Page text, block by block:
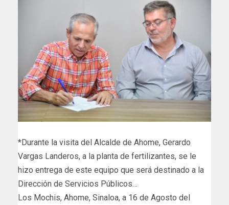
*Durante la visita del Alcalde de Ahome, Gerardo
Vargas Landeros, a la planta de fertilizantes, se le
hizo entrega de este equipo que será destinado a la
Dirección de Servicios Públicos…
Los Mochis, Ahome, Sinaloa, a 16 de Agosto del